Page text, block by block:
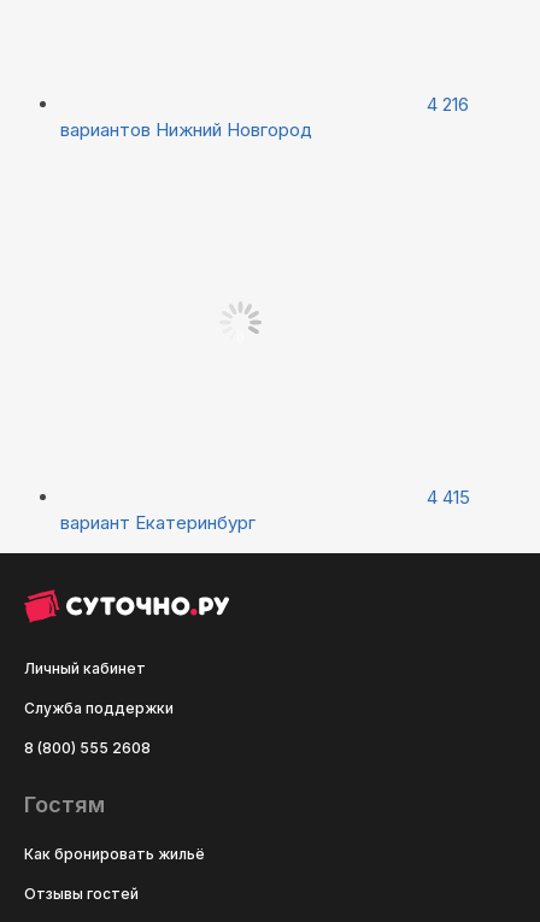
4 216
вариантов Нижний Новгород
4 415
вариант Екатеринбург
Личный кабинет
Служба поддержки
8 (800) 555 2608
Гостям
Как бронировать жильё
Отзывы гостей